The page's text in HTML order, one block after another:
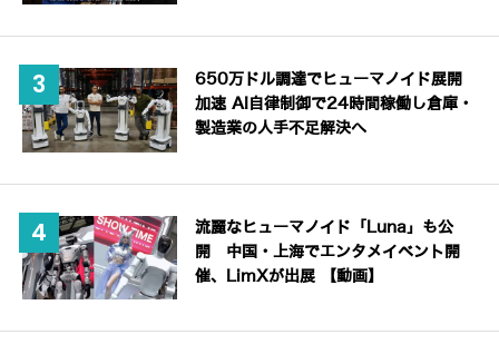
650万ドル調達でヒューマノイド展開
加速 AI自律制御で24時間稼働し倉庫・
製造業の人手不足解決へ
流麗なヒューマノイド「Luna」も公
開 中国・上海でエンタメイベント開
催、LimXが出展 【動画】